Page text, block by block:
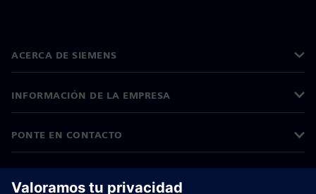
ACERCA DE SIEMENS
INFORMACIÓN DE LA EMPRESA
PONTE EN CONTACTO